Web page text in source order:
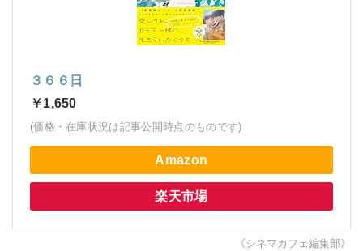
３６６日
￥1,650
(価格・在庫状況は記事公開時点のものです)
Amazon
楽天市場
《シネマカフェ編集部》